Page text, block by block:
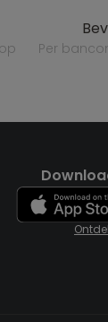
per bancontact , visa , mastercard